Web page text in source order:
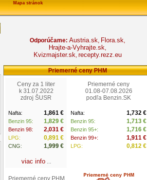
Mapa stránok
Odporúčame: Austria.sk, Flora.sk,
Hrajte-a-Vyhrajte.sk,
Kvizmajster.sk, recepty.rezz.eu
Priemerné ceny PHM
Ceny za 1 liter
k 31.07.2022
zdroj ŠUSR
Nafta: 1,861 €
Benzin 95: 1,829 €
Benzin 98: 2,031 €
LPG: 0,891 €
CNG: 1,999 €
viac info...
Priemerné ceny
01.08-07.08.2026
podľa Benzin.SK
Nafta: 1,732 €
Benzin 95: 1,713 €
Benzin 95+: 1,716 €
Benzin 99+: 1,911 €
LPG: 0,812 €
Priemerné ceny PHM